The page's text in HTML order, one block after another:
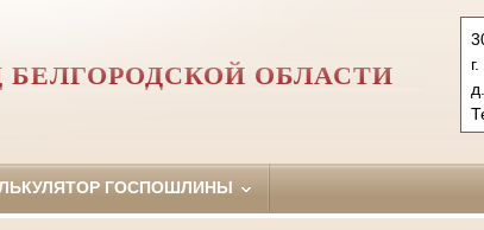
ОБЛАСТИ
ГОСПОШЛИНЫ